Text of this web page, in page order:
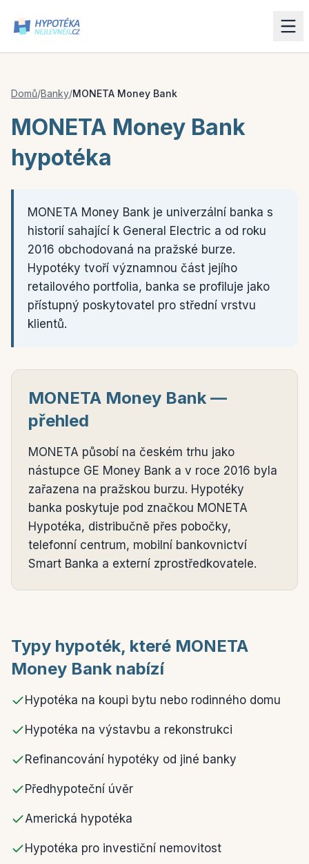
Domů/Banky/MONETA Money Bank
MONETA Money Bank
hypotéka
MONETA Money Bank je univerzální banka s
historií sahající k General Electric a od roku
2016 obchodovaná na pražské burze.
Hypotéky tvoří významnou část jejího
retailového portfolia, banka se profiluje jako
přístupný poskytovatel pro střední vrstvu
klientů.
MONETA Money Bank —
přehled
MONETA působí na českém trhu jako
nástupce GE Money Bank a v roce 2016 byla
zařazena na pražskou burzu. Hypotéky
banka poskytuje pod značkou MONETA
Hypotéka, distribučně přes pobočky,
telefonní centrum, mobilní bankovnictví
Smart Banka a externí zprostředkovatele.
Typy hypoték, které MONETA
Money Bank nabízí
Hypotéka na koupi bytu nebo rodinného domu
Hypotéka na výstavbu a rekonstrukci
Refinancování hypotéky od jiné banky
Předhypoteční úvěr
Americká hypotéka
Hypotéka pro investiční nemovitost